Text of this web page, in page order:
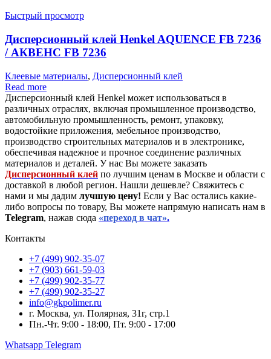
Быстрый просмотр
Дисперсионный клей Henkel AQUENCE FB 7236
/ АКВЕНС FB 7236
Клеевые материалы, Дисперсионный клей
Read more
Дисперсионный клей Henkel может использоваться в
различных отраслях, включая промышленное производство,
автомобильную промышленность, ремонт, упаковку,
водостойкие приложения, мебельное производство,
производство строительных материалов и в электронике,
обеспечивая надежное и прочное соединение различных
материалов и деталей. У нас Вы можете заказать
Дисперсионный клей по лучшим ценам в Москве и области с
доставкой в любой регион. Нашли дешевле? Свяжитесь с
нами и мы дадим лучшую цену! Если у Вас остались какие-
либо вопросы по товару, Вы можете напрямую написать нам в
Telegram, нажав сюда «переход в чат».
Контакты
+7 (499) 902-35-07
+7 (903) 661-59-03
+7 (499) 902-35-77
+7 (499) 902-35-27
info@gkpolimer.ru
г. Москва, ул. Полярная, 31г, стр.1
Пн.-Чт. 9:00 - 18:00, Пт. 9:00 - 17:00
Whatsapp Telegram